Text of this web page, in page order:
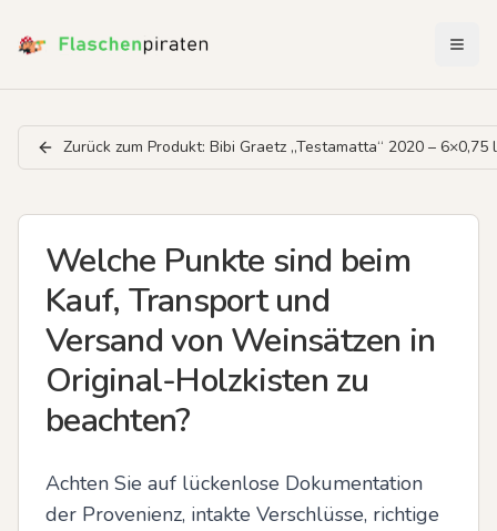
Zurück zum Produkt: Bibi Graetz „Testamatta“ 2020 –
Welche Punkte sind beim
Kauf, Transport und
Versand von Weinsätzen in
Original-Holzkisten zu
beachten?
Achten Sie auf lückenlose Dokumentation
der Provenienz, intakte Verschlüsse, richtige